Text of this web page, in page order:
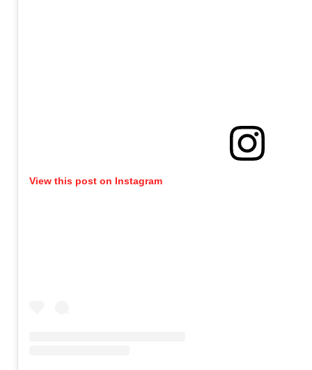
View this post on Instagram